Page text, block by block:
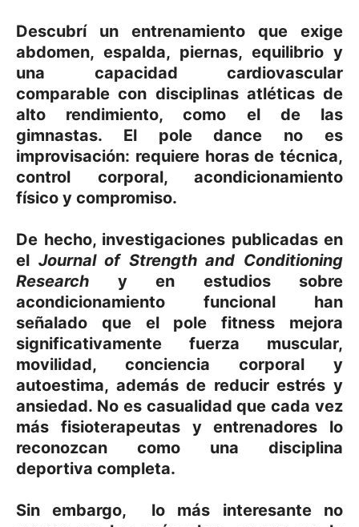
Descubrí un entrenamiento que exige
abdomen, espalda, piernas, equilibrio y
una capacidad cardiovascular
comparable con disciplinas atléticas de
alto rendimiento, como el de las
gimnastas. El pole dance no es
improvisación: requiere horas de técnica,
control corporal, acondicionamiento
físico y compromiso.
De hecho, investigaciones publicadas en
el Journal of Strength and Conditioning
Research y en estudios sobre
acondicionamiento funcional han
señalado que el pole fitness mejora
significativamente fuerza muscular,
movilidad, conciencia corporal y
autoestima, además de reducir estrés y
ansiedad. No es casualidad que cada vez
más fisioterapeutas y entrenadores lo
reconozcan como una disciplina
deportiva completa.
Sin embargo, lo más interesante no